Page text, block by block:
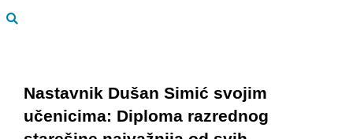
Nastavnik Dušan Simić svojim
učenicima: Diploma razrednog